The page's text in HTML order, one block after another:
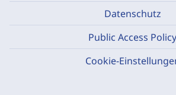
Datenschutz
Public Access Policy
Cookie-